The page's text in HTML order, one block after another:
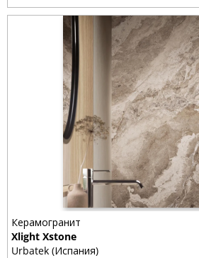
Керамогранит
Xlight Xstone
Urbatek (Испания)